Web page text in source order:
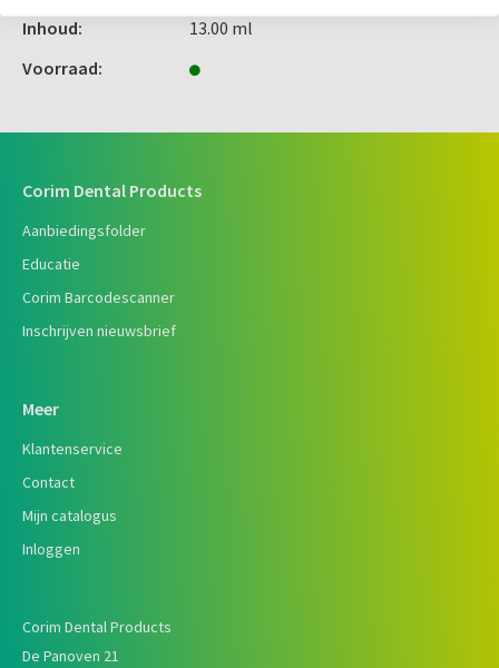
Inhoud:
13.00 ml
Voorraad:
Corim Dental Products
Aanbiedingsfolder
Educatie
Corim Barcodescanner
Inschrijven nieuwsbrief
Meer
Klantenservice
Contact
Mijn catalogus
Inloggen
Corim Dental Products
De Panoven 21